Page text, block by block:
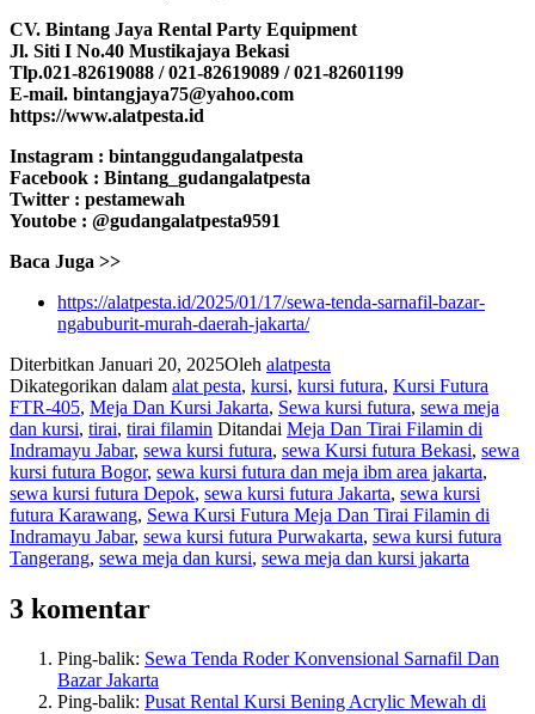
CV. Bintang Jaya Rental Party Equipment
Jl. Siti I No.40 Mustikajaya Bekasi
Tlp.021-82619088 / 021-82619089 / 021-82601199
E-mail. bintangjaya75@yahoo.com
https://www.alatpesta.id
Instagram : bintanggudangalatpesta
Facebook : Bintang_gudangalatpesta
Twitter : pestamewah
Youtobe : @gudangalatpesta9591
Baca Juga >>
https://alatpesta.id/2025/01/17/sewa-tenda-sarnafil-bazar-
ngabuburit-murah-daerah-jakarta/
Diterbitkan Januari 20, 2025Oleh alatpesta
Dikategorikan dalam alat pesta, kursi, kursi futura, Kursi Futura
FTR-405, Meja Dan Kursi Jakarta, Sewa kursi futura, sewa meja
dan kursi, tirai, tirai filamin Ditandai Meja Dan Tirai Filamin di
Indramayu Jabar, sewa kursi futura, sewa Kursi futura Bekasi, sewa
kursi futura Bogor, sewa kursi futura dan meja ibm area jakarta,
sewa kursi futura Depok, sewa kursi futura Jakarta, sewa kursi
futura Karawang, Sewa Kursi Futura Meja Dan Tirai Filamin di
Indramayu Jabar, sewa kursi futura Purwakarta, sewa kursi futura
Tangerang, sewa meja dan kursi, sewa meja dan kursi jakarta
3 komentar
Ping-balik: Sewa Tenda Roder Konvensional Sarnafil Dan
Bazar Jakarta
Ping-balik: Pusat Rental Kursi Bening Acrylic Mewah di